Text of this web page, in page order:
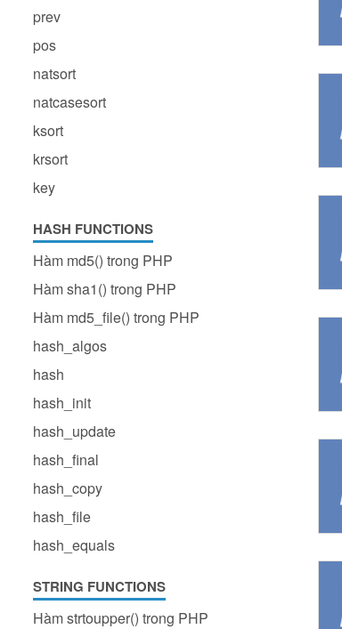
prev
pos
natsort
natcasesort
ksort
krsort
key
HASH FUNCTIONS
Hàm md5() trong PHP
Hàm sha1() trong PHP
Hàm md5_file() trong PHP
hash_algos
hash
hash_init
hash_update
hash_final
hash_copy
hash_file
hash_equals
STRING FUNCTIONS
Hàm strtoupper() trong PHP